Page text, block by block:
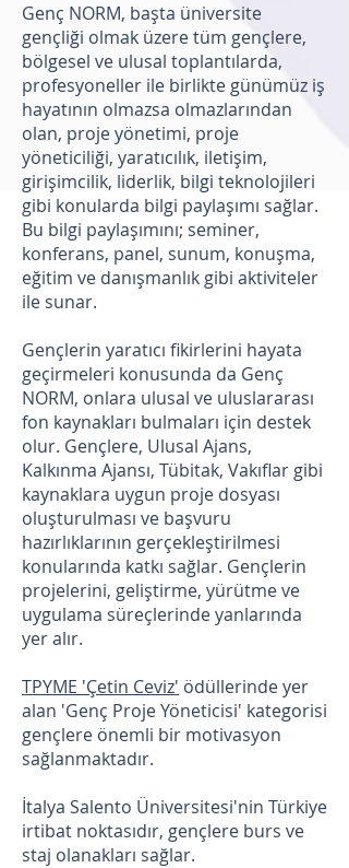
Genç NORM, başta üniversite
gençliği olmak üzere tüm gençlere,
bölgesel ve ulusal toplantılarda,
profesyoneller ile birlikte günümüz iş
hayatının olmazsa olmazlarından
olan, proje yönetimi, proje
yöneticiliği, yaratıcılık, iletişim,
girişimcilik, liderlik, bilgi teknolojileri
gibi konularda bilgi paylaşımı sağlar.
Bu bilgi paylaşımını; seminer,
konferans, panel, sunum, konuşma,
eğitim ve danışmanlık gibi aktiviteler
ile sunar.
Gençlerin yaratıcı fikirlerini hayata
geçirmeleri konusunda da Genç
NORM, onlara ulusal ve uluslararası
fon kaynakları bulmaları için destek
olur. Gençlere, Ulusal Ajans,
Kalkınma Ajansı, Tübitak, Vakıflar gibi
kaynaklara uygun proje dosyası
oluşturulması ve başvuru
hazırlıklarının gerçekleştirilmesi
konularında katkı sağlar. Gençlerin
projelerini, geliştirme, yürütme ve
uygulama süreçlerinde yanlarında
yer alır.
TPYME 'Çetin Ceviz' ödüllerinde yer
alan 'Genç Proje Yöneticisi' kategorisi
gençlere önemli bir motivasyon
sağlanmaktadır.
İtalya Salento Üniversitesi'nin Türkiye
irtibat noktasıdır, gençlere burs ve
staj olanakları sağlar.